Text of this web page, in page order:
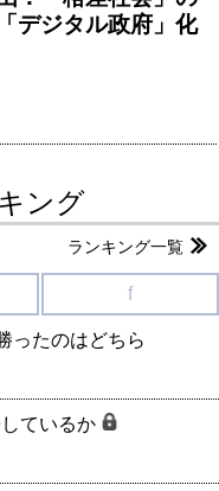
デジタル政府」化
ング
ランキング一覧
f
ったのはどちら
ているか